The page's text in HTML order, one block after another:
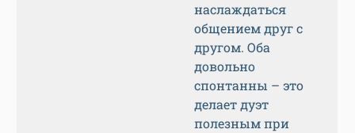
наслаждаться
общением друг с
другом. Оба
довольно
спонтанны – это
делает дуэт
полезным при